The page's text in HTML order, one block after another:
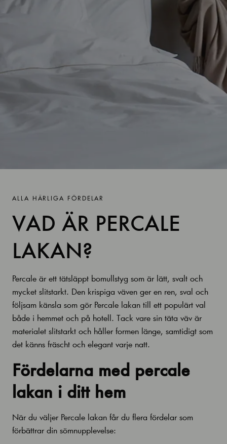
ALLA HÄRLIGA FÖRDELAR
VAD ÄR PERCALE
LAKAN?
Percale är ett tätsläppt bomullstyg som är lätt, svalt och
mycket slitstarkt. Den krispiga väven ger en ren, sval och
följsam känsla som gör Percale lakan till ett populärt val
både i hemmet och på hotell. Tack vare sin täta väv är
materialet slitstarkt och håller formen länge, samtidigt som
det känns fräscht och elegant varje natt.
Fördelarna med percale
lakan i ditt hem
När du väljer Percale lakan får du flera fördelar som
förbättrar din sömnupplevelse: